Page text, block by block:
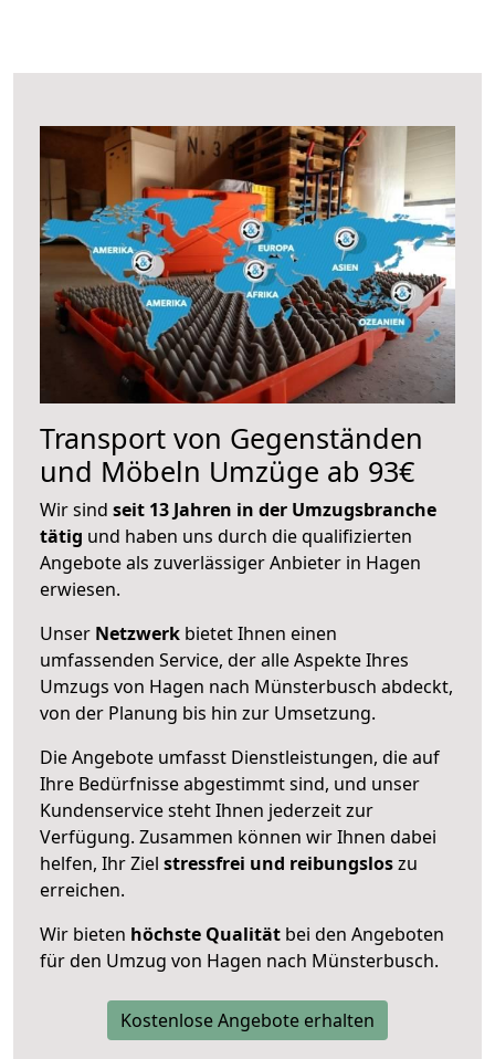
Transport von Gegenständen
und Möbeln Umzüge ab 93€
Wir sind seit 13 Jahren in der Umzugsbranche
tätig und haben uns durch die qualifizierten
Angebote als zuverlässiger Anbieter in Hagen
erwiesen.
Unser Netzwerk bietet Ihnen einen
umfassenden Service, der alle Aspekte Ihres
Umzugs von Hagen nach Münsterbusch abdeckt,
von der Planung bis hin zur Umsetzung.
Die Angebote umfasst Dienstleistungen, die auf
Ihre Bedürfnisse abgestimmt sind, und unser
Kundenservice steht Ihnen jederzeit zur
Verfügung. Zusammen können wir Ihnen dabei
helfen, Ihr Ziel stressfrei und reibungsloszu
erreichen.
Wir bieten höchste Qualität bei den Angeboten
für den Umzug von Hagen nach Münsterbusch.
Kostenlose Angebote erhalten